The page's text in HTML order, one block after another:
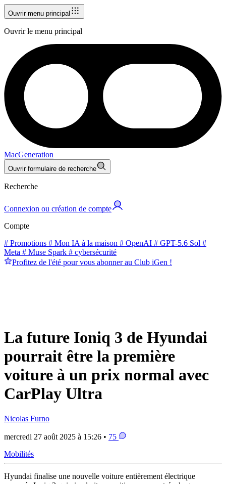
Ouvrir menu principal
Ouvrir le menu principal
MacGeneration
Ouvrir formulaire de recherche
Recherche
Connexion ou création de compte
Compte
# Promotions # Mon IA à la maison # OpenAI # GPT-5.6 Sol #
Meta # Muse Spark # cybersécurité
Profitez de l'été pour vous abonner au Club iGen !
La future Ioniq 3 de Hyundai
pourrait être la première
voiture à un prix normal avec
CarPlay Ultra
Nicolas Furno
mercredi 27 août 2025 à 15:26 • 75
Mobilités
Hyundai finalise une nouvelle voiture entièrement électrique